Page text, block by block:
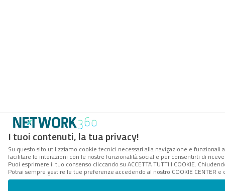
I tuoi contenuti, la tua privacy!
Su questo sito utilizziamo cookie tecnici necessari alla navigazione e
facilitare le interazioni con le nostre funzionalità social e per consentirti di
Puoi esprimere il tuo consenso cliccando su ACCETTA TUTTI I COOKIE.
Potrai sempre gestire le tue preferenze accedendo al nostro COOKIE